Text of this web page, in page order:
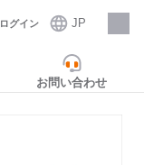
ログイン JP
採用情報
お問い合わせ